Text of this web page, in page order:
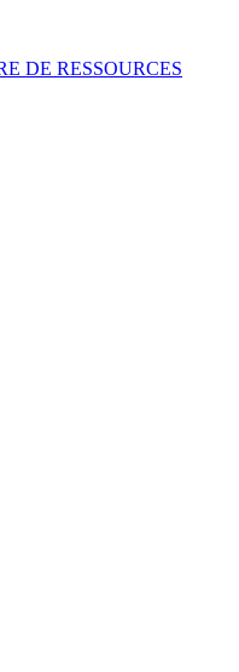
DE RESSOURCES